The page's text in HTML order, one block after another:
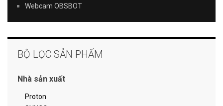
Webcam OBSBOT
BỘ LỌC SẢN PHẨM
Nhà sản xuất
Proton